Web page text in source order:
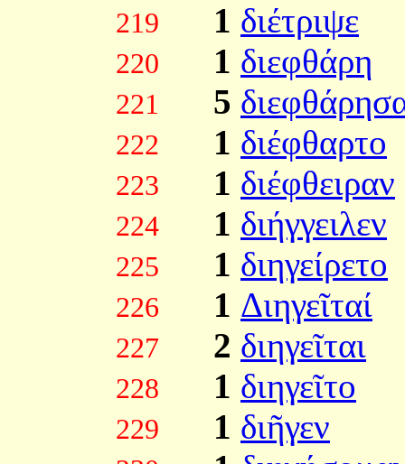
219 1 διέτριψε
220 1 διεφθάρη
221 5
222 1 διέφθαρτο
223 1 διέφθειραν
224 1 διήγγειλεν
225 1 διηγείρετο
226 1 Διηγεῖταί
227 2 διηγεῖται
228 1 διηγεῖτο
229 1 διῆγεν